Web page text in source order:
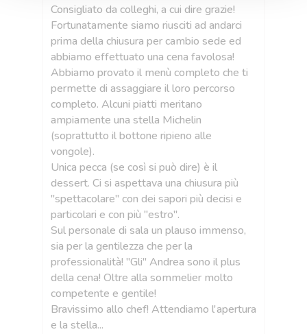
Consigliato da colleghi, a cui dire grazie!
Fortunatamente siamo riusciti ad andarci
prima della chiusura per cambio sede ed
abbiamo effettuato una cena favolosa!
Abbiamo provato il menù completo che ti
permette di assaggiare il loro percorso
completo. Alcuni piatti meritano
ampiamente una stella Michelin
(soprattutto il bottone ripieno alle
vongole).
Unica pecca (se così si può dire) è il
dessert. Ci si aspettava una chiusura più
"spettacolare" con dei sapori più decisi e
particolari e con più "estro".
Sul personale di sala un plauso immenso,
sia per la gentilezza che per la
professionalità! "Gli" Andrea sono il plus
della cena! Oltre alla sommelier molto
competente e gentile!
Bravissimo allo chef! Attendiamo l'apertura
e la stella...